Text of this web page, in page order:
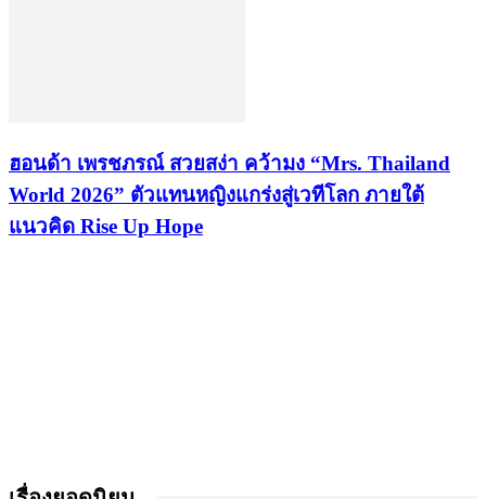
ฮอนด้า เพรชภรณ์ สวยสง่า คว้ามง “Mrs. Thailand
World 2026” ตัวแทนหญิงแกร่งสู่เวทีโลก ภายใต้
แนวคิด Rise Up Hope